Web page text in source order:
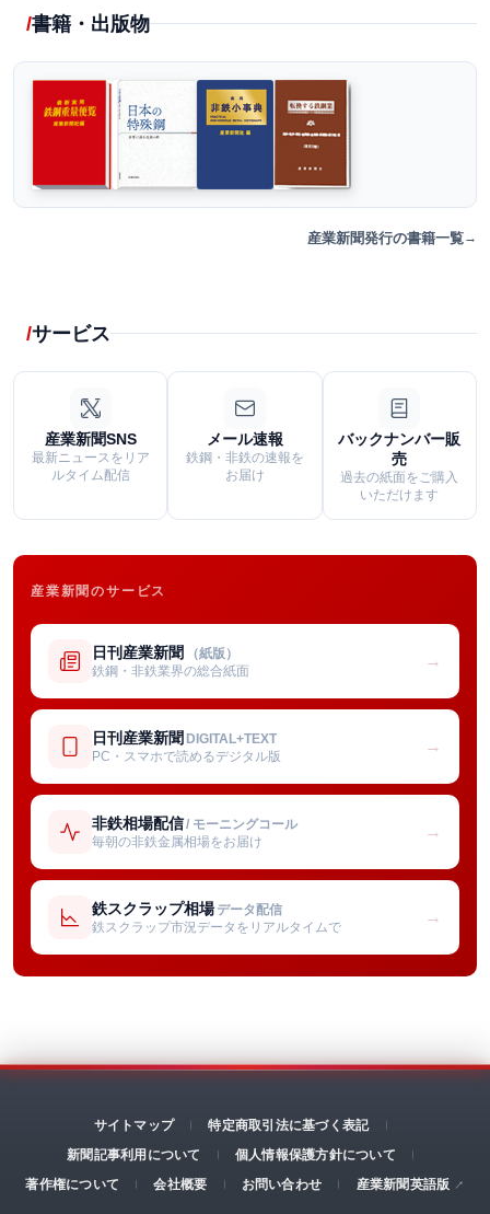
書籍・出版物
産業新聞発行の書籍一覧
サービス
産業新聞SNS
最新ニュースをリア
ルタイム配信
メール速報
鉄鋼・非鉄の速報を
お届け
バックナンバー販
売
過去の紙面をご購入
いただけます
産業新聞のサービス
日刊産業新聞 （紙版）
鉄鋼・非鉄業界の総合紙面
→
日刊産業新聞 DIGITAL+TEXT
PC・スマホで読めるデジタル版
→
非鉄相場配信/ モーニングコール
毎朝の非鉄金属相場をお届け
→
鉄スクラップ相場 データ配信
鉄スクラップ市況データをリアルタイムで
→
サイトマップ
特定商取引法に基づく表記
新聞記事利用について
個人情報保護方針について
著作権について
会社概要 お問い合わせ 産業新聞英語版